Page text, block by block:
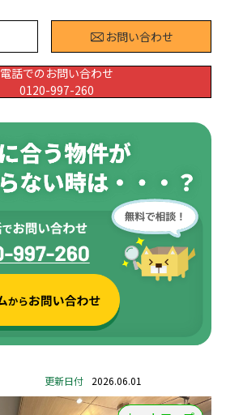
お問い合わせ
電話でのお問い合わせ
0120-997-260
更新日付 2026.06.01